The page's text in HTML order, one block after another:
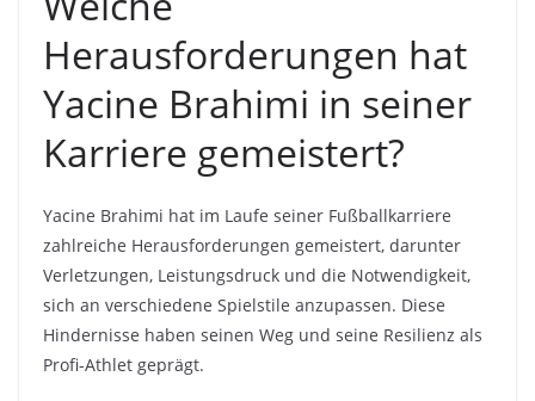
Herausforderungen hat
Yacine Brahimi in seiner
Karriere gemeistert?
Yacine Brahimi hat im Laufe seiner Fußballkarriere
zahlreiche Herausforderungen gemeistert, darunter
Verletzungen, Leistungsdruck und die Notwendigkeit,
sich an verschiedene Spielstile anzupassen. Diese
Hindernisse haben seinen Weg und seine Resilienz als
Profi-Athlet geprägt.